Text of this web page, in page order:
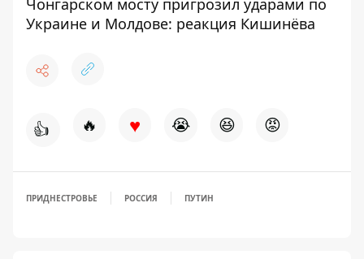
Чонгарском мосту пригрозил ударами по
Украине и Молдове: реакция Кишинёва
👍 🔥 ♥ 😭 😆 😡
ПРИДНЕСТРОВЬЕ РОССИЯ ПУТИН